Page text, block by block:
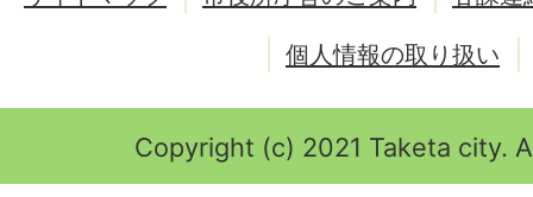
個人情報の取り扱い
Copyright (c) 2021 Taketa city.